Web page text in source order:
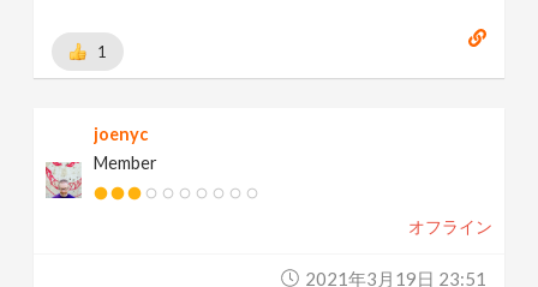
1
joenyc
Member
オフライン
2021年3月19日 23:51